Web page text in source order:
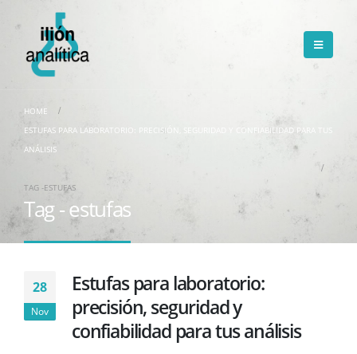
HOME
ESTUFAS PARA LABORATORIO: PRECISIÓN, SEGURIDAD Y CONFIABILIDAD PARA TUS
ANÁLISIS
TAG -ESTUFAS
Tag - estufas
28
Nov
Estufas para laboratorio:
precisión, seguridad y
confiabilidad para tus análisis